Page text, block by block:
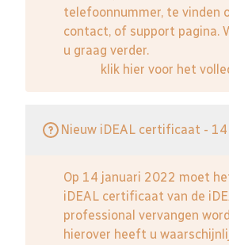
telefoonnummer, te vinden
contact, of support pagina.
u graag verder.
klik hier voor het
Nieuw iDEAL certificaat -
Op 14 januari 2022 moet
iDEAL certificaat van de
professional vervangen
hierover heeft u